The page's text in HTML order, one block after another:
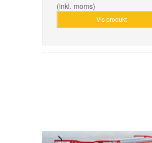
(inkl. moms)
Vis produkt